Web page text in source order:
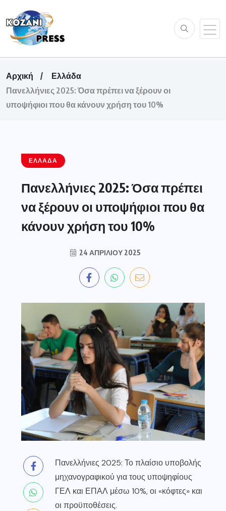
Αρχική
Ελλάδα
Πανελλήνιες 2025: Όσα πρέπει να ξέρουν οι
υποψήφιοι που θα κάνουν χρήση του 10%
ΕΛΛΆΔΑ
Πανελλήνιες 2025: Όσα πρέπει
να ξέρουν οι υποψήφιοι που θα
κάνουν χρήση του 10%
24 ΑΠΡΙΛΊΟΥ 2025
Πανελλήνιες 2025: Το πλαίσιο υποβολής
μηχανογραφικού για τους υποψηφίους
ΓΕΛ και ΕΠΑΛ μέσω 10%, οι «κόφτες» και
οι προϋποθέσεις.